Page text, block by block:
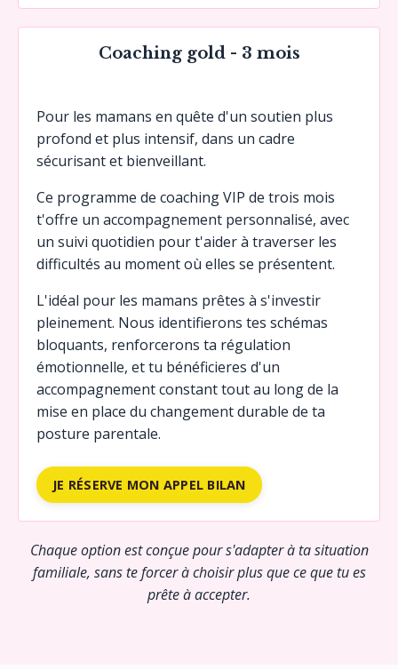
Coaching gold - 3 mois
Pour les mamans en quête d'un soutien plus
profond et plus intensif, dans un cadre
sécurisant et bienveillant.
Ce programme de coaching VIP de trois mois
t'offre un accompagnement personnalisé, avec
un suivi quotidien pour t'aider à traverser les
difficultés au moment où elles se présentent.
L'idéal pour les mamans prêtes à s'investir
pleinement. Nous identifierons tes schémas
bloquants, renforcerons ta régulation
émotionnelle, et tu bénéficieres d'un
accompagnement constant tout au long de la
mise en place du changement durable de ta
posture parentale.
JE RÉSERVE MON APPEL BILAN
Chaque option est conçue pour s'adapter à ta situation
familiale, sans te forcer à choisir plus que ce que tu es
prête à accepter.